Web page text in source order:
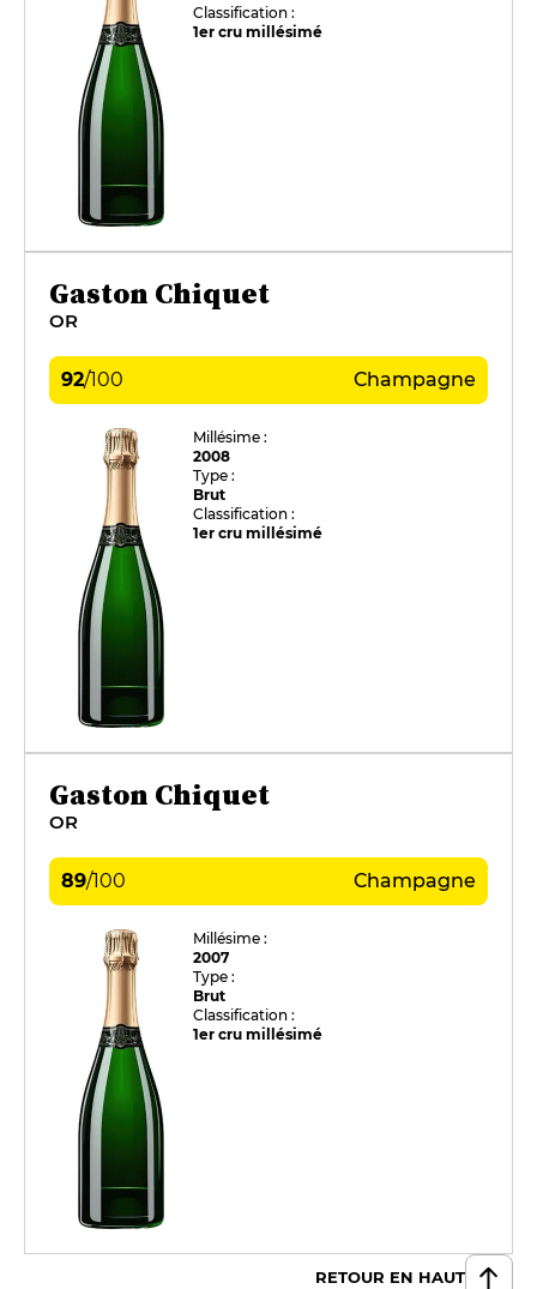
Classification :
1er cru millésimé
Gaston Chiquet
OR
92/100 Champagne
Millésime :
2008
Type :
Brut
Classification :
1er cru millésimé
Gaston Chiquet
OR
89/100 Champagne
Millésime :
2007
Type :
Brut
Classification :
1er cru millésimé
RETOUR EN HAUT